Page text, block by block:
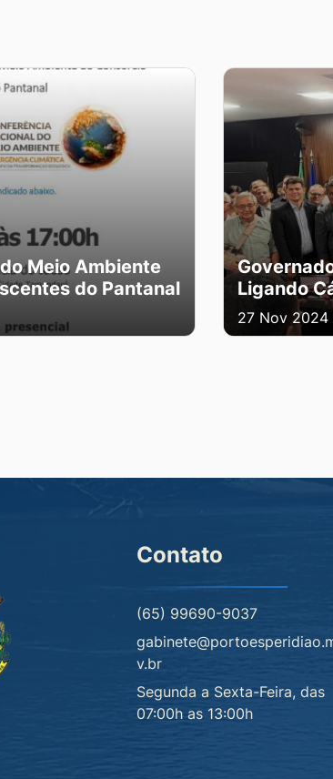
Meio Ambiente
do Pantanal
Ligando
27 Nov 2024
Contato
(65) 99690-9037
v.br
Segunda a Sexta-Feira, das
07:00h as 13:00h